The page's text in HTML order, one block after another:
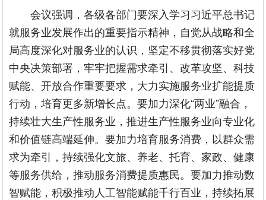
会议强调，各级各部门要深入学习习近平总书记
就服务业发展作出的重要指示精神，自觉从战略和全
局高度深化对服务业的认识，坚定不移贯彻落实好党
中央决策部署，牢牢把握需求牵引、改革攻坚、科技
赋能、开放合作重要要求，大力实施服务业扩能提质
行动，培育更多新增长点。要加力深化“两业”融合，
持续壮大生产性服务业，推进生产性服务业向专业化
和价值链高端延伸。要加力培育服务消费，以群众需
求为牵引，持续强化文旅、养老、托育、家政、健康
等服务供给，推动服务消费提质惠民。要加力推动数
智赋能，积极推动人工智能赋能千行百业，持续拓展